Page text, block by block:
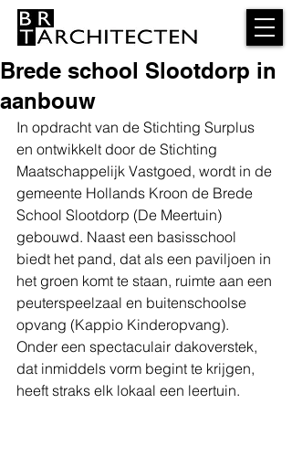
Brede school Slootdorp in
aanbouw
In opdracht van de Stichting Surplus
en ontwikkelt door de Stichting
Maatschappelijk Vastgoed, wordt in de
gemeente Hollands Kroon de Brede
School Slootdorp (De Meertuin)
gebouwd. Naast een basisschool
biedt het pand, dat als een paviljoen in
het groen komt te staan, ruimte aan een
peuterspeelzaal en buitenschoolse
opvang (Kappio Kinderopvang).
Onder een spectaculair dakoverstek,
dat inmiddels vorm begint te krijgen,
heeft straks elk lokaal een leertuin.